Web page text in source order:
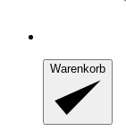
Warenkorb